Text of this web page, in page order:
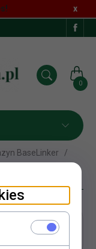
x
0
BaseLinker